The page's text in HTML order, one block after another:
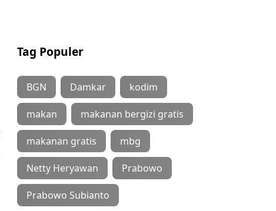
Tag Populer
BGN Damkar kodim
makan makanan bergizi gratis
makanan gratis mbg
Netty Heryawan Prabowo
Prabowo Subianto